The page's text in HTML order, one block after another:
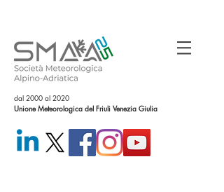
dal 2000 al 2020
Unione Meteorologica del Friuli Venezia Giulia